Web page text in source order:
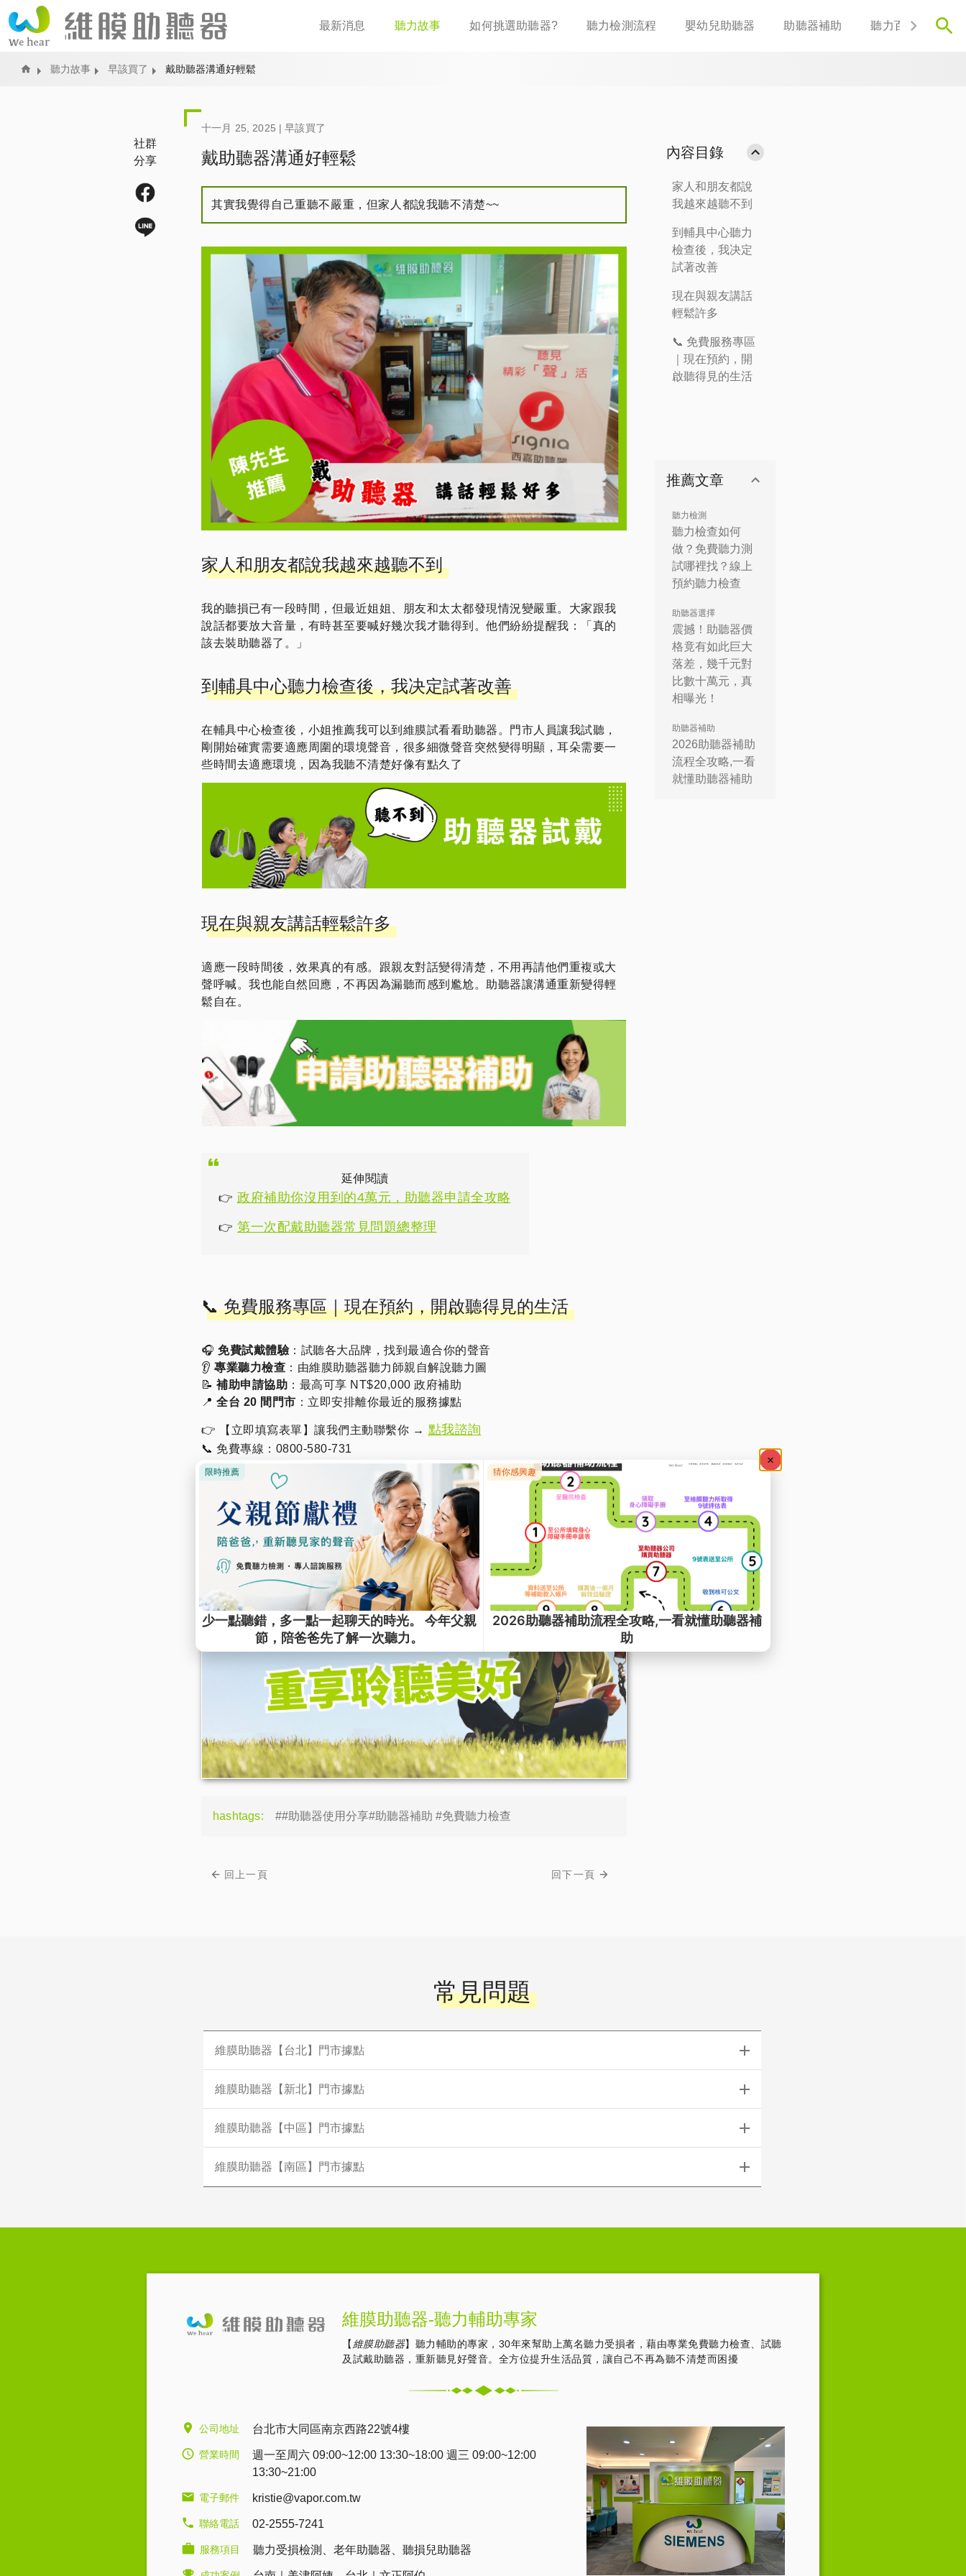
至
最新消息 聽力故事 如何挑選助聽器? 聽力檢測流程 嬰幼兒助聽器 助聽器補助 聽力百科 聯
Home 聽力故事 早該買了 戴助聽器溝通好輕鬆
十一月 25, 2025 |早該買了
戴助聽器溝通好輕鬆
其實我覺得自己重聽不嚴重，但家人都說我聽不清楚~~
家人和朋友都說我越來越聽不到
我的聽損已有一段時間，但最近姐姐、朋友和太太都發現情況變嚴重。大家跟我
說話都要放大音量，有時甚至要喊好幾次我才聽得到。他們紛紛提醒我：「真的
該去裝助聽器了。」
到輔具中心聽力檢查後，我决定試著改善
在輔具中心檢查後，小姐推薦我可以到維膜試看看助聽器。門市人員讓我試聽，
剛開始確實需要適應周圍的環境聲音，很多細微聲音突然變得明顯，耳朵需要一
些時間去適應環境，因為我聽不清楚好像有點久了
現在與親友講話輕鬆許多
適應一段時間後，效果真的有感。跟親友對話變得清楚，不用再請他們重複或大
聲呼喊。我也能自然回應，不再因為漏聽而感到尷尬。助聽器讓溝通重新變得輕
鬆自在。
延伸閱讀
👉 政府補助你沒用到的4萬元，助聽器申請全攻略
👉 第一次配戴助聽器常見問題總整理
📞 免費服務專區｜現在預約，開啟聽得見的生活
🎧 免費試戴體驗：試聽各大品牌，找到最適合你的聲音
👂 專業聽力檢查 ：由維膜助聽器聽力師親自解說聽力圖
📝 補助申請協助 ：最高可享 NT$20,000 政府補助
📍 全台 20 間門市 ：立即安排離你最近的服務據點
👉 【立即填寫表單】讓我們主動聯繫你 → 點我諮詢
📞 免費專線：0800-580-731
🔗 或加入 LINE 諮詢：
hashtags: ##助聽器使用分享#助聽器補助 #免費聽力檢查
社群
分享
回上一頁 回下一頁
常見問題
維膜助聽器【台北】門市據點
維膜助聽器【新北】門市據點
維膜助聽器【中區】門市據點
維膜助聽器【南區】門市據點
內容目錄
家人和朋友都說
我越來越聽不到
到輔具中心聽力
檢查後，我决定
試著改善
現在與親友講話
輕鬆許多
📞 免費服務專區
｜現在預約，開
啟聽得見的生活
推薦文章
聽力檢測
聽力檢查如何
做？免費聽力測
試哪裡找？線上
預約聽力檢查
助聽器選擇
震撼！助聽器價
格竟有如此巨大
落差，幾千元對
比數十萬元，真
相曝光！
助聽器補助
2026助聽器補助
流程全攻略,一看
就懂助聽器補助
維膜助聽器-聽力輔助專家
【 維膜助聽器】聽力輔助的專家，30年來幫助上萬名聽力受損者，藉由專業免費聽力檢查、試聽
及試戴助聽器，重新聽見好聲音。全方位提升生活品質，讓自己不再為聽不清楚而困擾
公司地址 台北市大同區南京西路22號4樓
營業時間
週一至周六 09:00~12:00 13:30~18:00 週三 09:00~12:00
13:30~21:00
電子郵件 kristie@vapor.com.tw
聯絡電話 02-2555-7241
服務項目 聽力受損檢測 老年助聽器 聽損兒助聽器